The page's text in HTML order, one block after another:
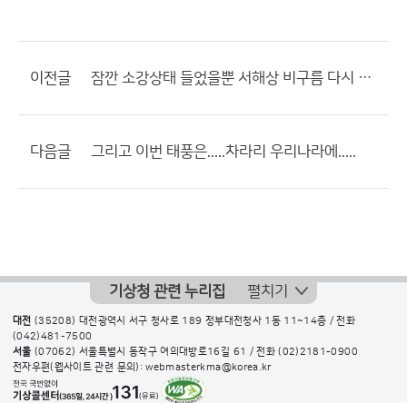
이전글 잠깐 소강상태 들었을뿐 서해상 비구름 다시 유입 ....
다음글 그리고 이번 태풍은.....차라리 우리나라에.....
기상청 관련 누리집 펼치기
대전 (35208) 대전광역시 서구 청사로 189 정부대전청사 1동 11~14층 / 전화
(042)481-7500
서울 (07062) 서울특별시 동작구 여의대방로16길 61 / 전화(02)2181-0900
전자우편(웹사이트 관련 문의): webmasterkma@korea.kr